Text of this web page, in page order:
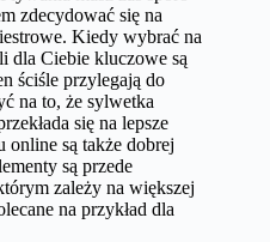
zdecydować się na
Kiedy wybrać na
dla Ciebie kluczowe są
ściśle przylegają do
na to, że sylwetka
się na lepsze
online są także dobrej
są przede
zależy na większej
na przykład dla